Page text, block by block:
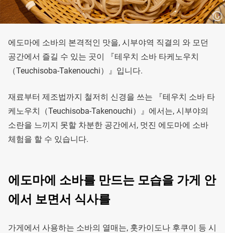
에도마에 소바의 본격적인 맛을, 시부야역 직결의 와 모던
공간에서 즐길 수 있는 곳이 『테우치 소바 타케노우치
（Teuchisoba-Takenouchi）』입니다.
재료부터 제조법까지 철저히 신경을 쓰는 『테우치 소바 타
케노우치（Teuchisoba-Takenouchi）』에서는, 시부야의
소란을 느끼지 못할 차분한 공간에서, 멋진 에도마에 소바
체험을 할 수 있습니다.
에도마에 소바를 만드는 모습을 가게 안
에서 보면서 식사를
가게에서 사용하는 소바의 열매는, 홋카이도나 후쿠이 등 시